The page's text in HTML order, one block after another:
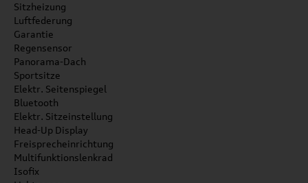
Sitzheizung
Luftfederung
Garantie
Regensensor
Panorama-Dach
Sportsitze
Elektr. Seitenspiegel
Bluetooth
Elektr. Sitzeinstellung
Head-Up Display
Freisprecheinrichtung
Multifunktionslenkrad
Isofix